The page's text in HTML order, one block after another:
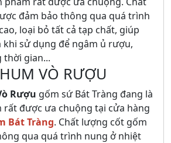
đảm bảo thông qua quá trình
loại bỏ tất cả tạp chất, giúp
khi sử dụng để ngâm ủ rượu,
gian...
VÒ RƯỢU
Rượu gốm sứ Bát Tràng đang là
rất được ưa chuộng tại cửa hàng
Bát Tràng. Chất lượng cốt gốm
qua quá trình nung ở nhiệt